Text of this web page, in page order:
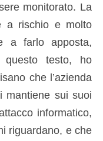
monitorato. La
a rischio e molto
a farlo apposta,
questo testo, ho
che l’azienda
mantiene sui suoi
informatico,
riguardano, e che